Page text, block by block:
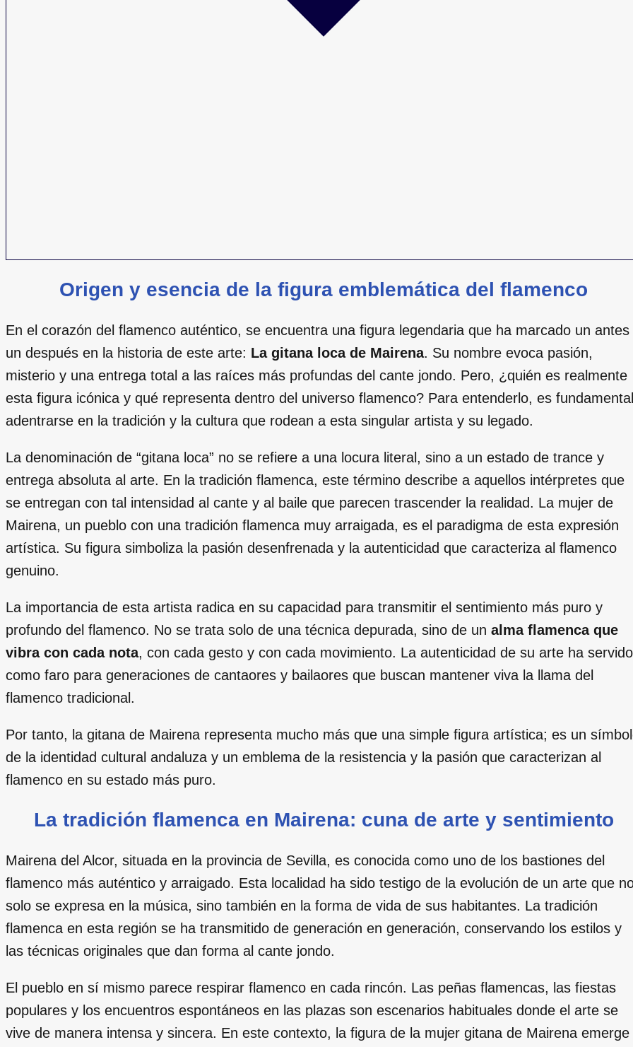
Origen y esencia de la figura emblemática del flamenco
En el corazón del flamenco auténtico, se encuentra una figura legendaria que ha marcado un antes
un después en la historia de este arte: La gitana loca de Mairena. Su nombre evoca pasión,
misterio y una entrega total a las raíces más profundas del cante jondo. Pero, ¿quién es realmente
esta figura icónica y qué representa dentro del universo flamenco? Para entenderlo, es fundamental
adentrarse en la tradición y la cultura que rodean a esta singular artista y su legado.
La denominación de “gitana loca” no se refiere a una locura literal, sino a un estado de trance y
entrega absoluta al arte. En la tradición flamenca, este término describe a aquellos intérpretes que
se entregan con tal intensidad al cante y al baile que parecen trascender la realidad. La mujer de
Mairena, un pueblo con una tradición flamenca muy arraigada, es el paradigma de esta expresión
artística. Su figura simboliza la pasión desenfrenada y la autenticidad que caracteriza al flamenco
genuino.
La importancia de esta artista radica en su capacidad para transmitir el sentimiento más puro y
profundo del flamenco. No se trata solo de una técnica depurada, sino de un alma flamenca que
vibra con cada nota, con cada gesto y con cada movimiento. La autenticidad de su arte ha servido
como faro para generaciones de cantaores y bailaores que buscan mantener viva la llama del
flamenco tradicional.
Por tanto, la gitana de Mairena representa mucho más que una simple figura artística; es un
de la identidad cultural andaluza y un emblema de la resistencia y la pasión que caracterizan al
flamenco en su estado más puro.
La tradición flamenca en Mairena: cuna de arte y sentimiento
Mairena del Alcor, situada en la provincia de Sevilla, es conocida como uno de los bastiones del
flamenco más auténtico y arraigado. Esta localidad ha sido testigo de la evolución de un arte que
solo se expresa en la música, sino también en la forma de vida de sus habitantes. La tradición
flamenca en esta región se ha transmitido de generación en generación, conservando los estilos y
las técnicas originales que dan forma al cante jondo.
El pueblo en sí mismo parece respirar flamenco en cada rincón. Las peñas flamencas, las fiestas
populares y los encuentros espontáneos en las plazas son escenarios habituales donde el arte se
vive de manera intensa y sincera. En este contexto, la figura de la mujer gitana de Mairena emerge